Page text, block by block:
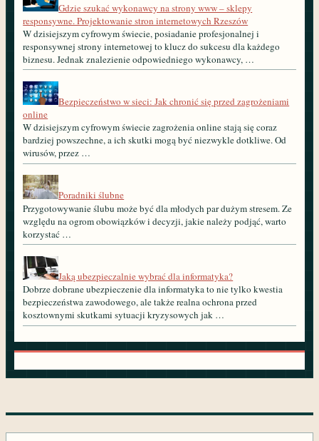
Gdzie szukać wykonawcy na strony www – sklepy
responsywne. Projektowanie stron internetowych Rzeszów
W dzisiejszym cyfrowym świecie, posiadanie profesjonalnej i
responsywnej strony internetowej to klucz do sukcesu dla każdego
biznesu. Jednak znalezienie odpowiedniego wykonawcy, …
Bezpieczeństwo w sieci: Jak chronić się przed zagrożeniami
online
W dzisiejszym cyfrowym świecie zagrożenia online stają się coraz
bardziej powszechne, a ich skutki mogą być niezwykle dotkliwe. Od
wirusów, przez …
Poradniki ślubne
Przygotowywanie ślubu może być dla młodych par dużym stresem. Ze
względu na ogrom obowiązków i decyzji, jakie należy podjąć, warto
korzystać …
Jaką ubezpieczalnie wybrać dla informatyka?
Dobrze dobrane ubezpieczenie dla informatyka to nie tylko kwestia
bezpieczeństwa zawodowego, ale także realna ochrona przed
kosztownymi skutkami sytuacji kryzysowych jak …